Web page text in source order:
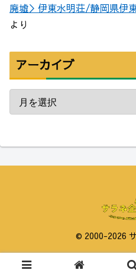
廃墟＞伊東水明荘/静岡県
より
アーカイブ
© 2000-2026